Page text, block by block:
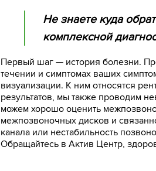
Не знаете куда
комплексной
Первый шаг — история болезни.
течении и симптомах ваших
визуализации. К ним относятся
результатов, мы также проводим
можем хорошо оценить
межпозвоночных дисков и
канала или нестабильность
Обращайтесь в Актив Центр,